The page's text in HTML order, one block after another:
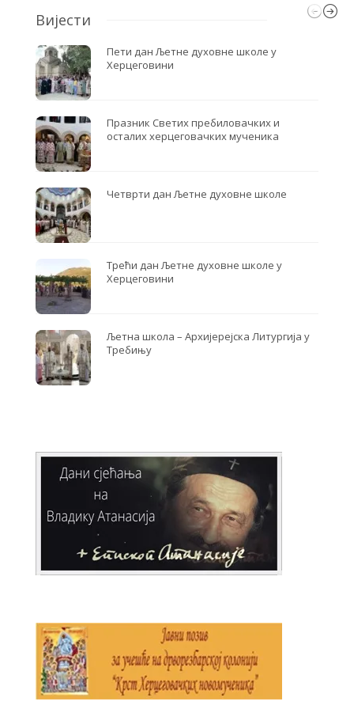
Вијести
Пети дан Љетне духовне школе у
Херцеговини
Празник Светих пребиловачких и
осталих херцеговачких мученика
Четврти дан Љетне духовне школе
Трећи дан Љетне духовне школе у
Херцеговини
Љетна школа – Архијерејска Литургија у
Требињу